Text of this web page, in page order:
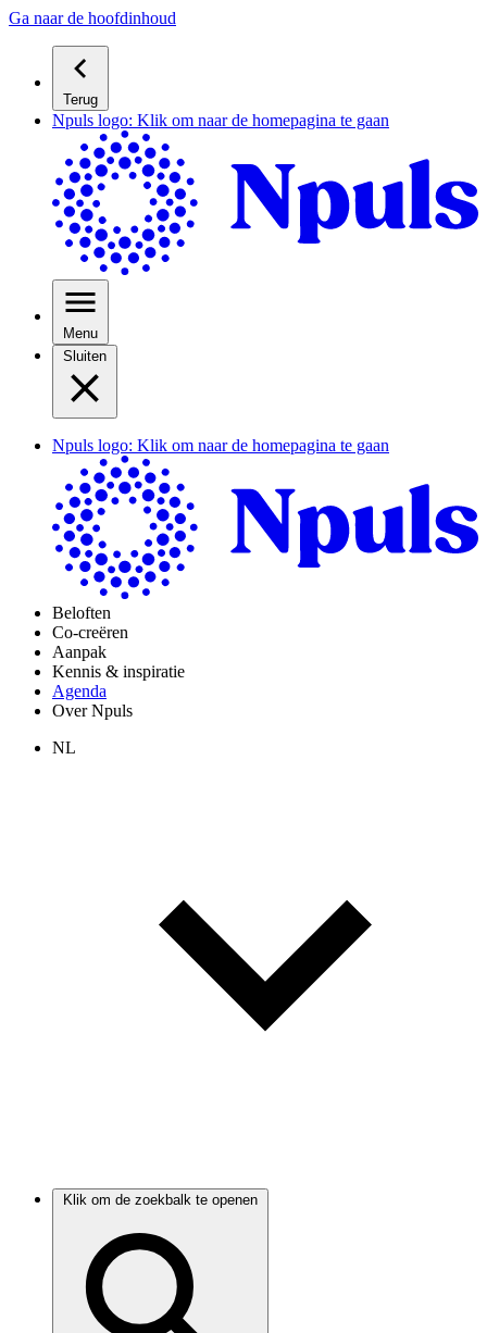
Ga naar de hoofdinhoud
Terug
Npuls logo: Klik om naar de homepagina te gaan
Menu
Sluiten
Npuls logo: Klik om naar de homepagina te gaan
Beloften
Co-creëren
Aanpak
Kennis & inspiratie
Agenda
Over Npuls
NL
Klik om de zoekbalk te openen